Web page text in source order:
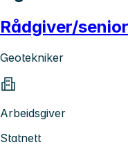
Rådgiver/
Geotekniker
Arbeidsgiver
Statnett